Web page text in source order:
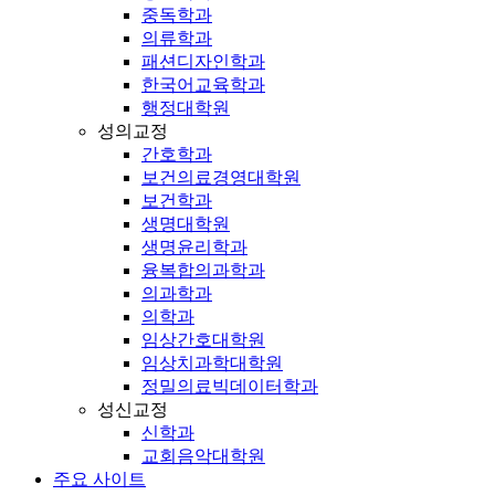
중독학과
의류학과
패션디자인학과
한국어교육학과
행정대학원
성의교정
간호학과
보건의료경영대학원
보건학과
생명대학원
생명윤리학과
융복합의과학과
의과학과
의학과
임상간호대학원
임상치과학대학원
정밀의료빅데이터학과
성신교정
신학과
교회음악대학원
주요 사이트